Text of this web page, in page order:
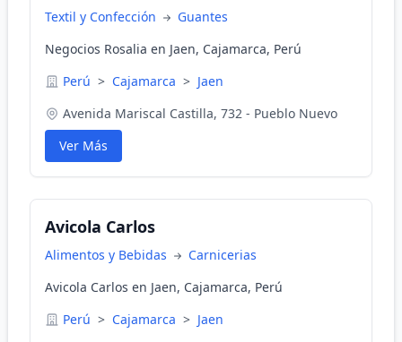
Textil y Confección
Guantes
Negocios Rosalia en Jaen, Cajamarca, Perú
Perú > Cajamarca > Jaen
Avenida Mariscal Castilla, 732 - Pueblo Nuevo
Ver Más
Avicola Carlos
Alimentos y Bebidas
Carnicerias
Avicola Carlos en Jaen, Cajamarca, Perú
Perú > Cajamarca > Jaen